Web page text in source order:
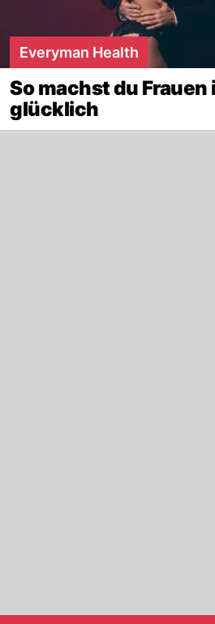
Everyman Health
So machst du Frauen
glücklich